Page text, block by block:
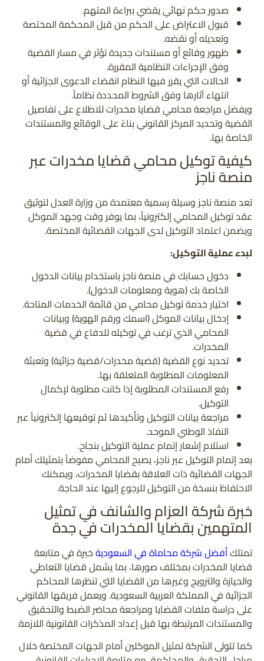
صدور حكم نهائي يقضي ببراءة المتهم.
قبول الاعتراض على الحكم من قبل المحكمة المختصة
وتعديله أو نقضه.
ظهور وقائع أو مستندات جديدة تؤثر في مسار القضية
وفق الإجراءات النظامية المقررة.
الحالات التي يقرر فيها النظام انقضاء الدعوى الجزائية أو
انتهاء آثارها وفق الشروط المحددة نظاماً.
ويفضل مراجعة محامي قضايا مخدرات للاطلاع على تفاصيل
القضية وتحديد المركز القانوني بناءً على الوقائع والمستندات
الخاصة بها.
كيفية توكيل محامي قضايا مخدرات عبر
منصة ناجز
تعد منصة ناجز وسيلة رسمية معتمدة من وزارة العدل لتوثيق
عقد توكيل المحامي إلكترونياً، بما يوفر وقت وجهد الموكل
ويضمن اعتماد التوكيل لدى الجهات القضائية المختصة.
لبدء عملية التوكيل:
دخول حسابك في منصة ناجز باستخدام بيانات الدخول
الخاصة بك (هوية ومعلومات الدخول).
اختيار خدمة توكيل محامي من قائمة الخدمات المتاحة.
إدخال بيانات الموكل (اسمك ورقم الهوية) وبيانات
المحامي الذي ترغب في توكيله للدفاع في قضية
المخدرات.
تحديد نوع القضية (قضية مخدرات/قضية جزائية) وتعبئة
المعلومات المطلوبة المتعلقة بها.
رفع المستندات المطلوبة إذا كانت مطلوبة لإكمال
التوكيل.
مراجعة بيانات التوكيل وتأكيدها ثم توقيعها إلكترونياً عبر
النفاذ الوطني الموحد.
استلام إشعار إتمام عملية التوكيل بنجاح.
بعد إتمام التوكيل عبر ناجز، يصبح المحامي مفوضاً بتمثيلك أمام
الجهات القضائية ذات العلاقة بقضايا المخدرات، ويمكنك
الاحتفاظ بنسخة من التوكيل للرجوع إليها عند الحاجة.
خبرة شركة العزام والشانف في تمثيل
المتهمين بقضايا المخدرات في جدة
تمتلكأفضل شركة محاماة في السعوديةخبرة في متابعة
قضايا المخدرات بمختلف صورها، بما يشمل قضايا التعاطي
والحيازة والترويج وغيرها من القضايا التي تنظرها المحاكم
الجزائية في المملكة العربية السعودية. ويعمل فريقها القانوني
على دراسة ملفات القضايا ومراجعة محاضر الضبط والتحقيق
والمستندات المرتبطة بها قبل إعداد المذكرات القانونية اللازمة.
كما تتولى الشركة تمثيل الموكلين أمام الجهات المختصة خلال